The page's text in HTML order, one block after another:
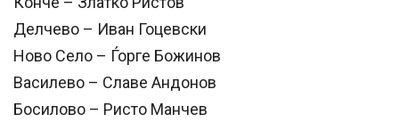
Делчево – Иван Гоцевски
Ново Село – Ѓорге Божинов
Василево – Славе Андонов
Босилово – Ристо Манчев